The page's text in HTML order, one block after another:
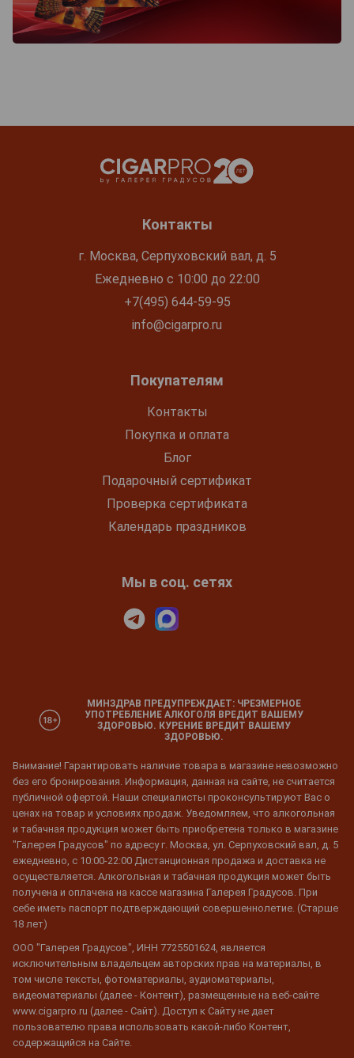
Контакты
г. Москва, Серпуховский вал, д. 5
Ежедневно с 10:00 до 22:00
+7(495) 644-59-95
info@cigarpro.ru
Покупателям
Контакты
Покупка и оплата
Блог
Подарочный сертификат
Проверка сертификата
Календарь праздников
Мы в соц. сетях
МИНЗДРАВ ПРЕДУПРЕЖДАЕТ: ЧРЕЗМЕРНОЕ
УПОТРЕБЛЕНИЕ АЛКОГОЛЯ ВРЕДИТ ВАШЕМУ
ЗДОРОВЬЮ. КУРЕНИЕ ВРЕДИТ ВАШЕМУ
ЗДОРОВЬЮ.
Внимание! Гарантировать наличие товара в магазине невозможно
без его бронирования. Информация, данная на сайте, не считается
публичной офертой. Наши специалисты проконсультируют Вас о
ценах на товар и условиях продаж. Уведомляем, что алкогольная
и табачная продукция может быть приобретена только в магазине
"Галерея Градусов" по адресу г. Москва, ул. Серпуховский вал, д. 5
ежедневно, с 10:00-22:00 Дистанционная продажа и доставка не
осуществляется. Алкогольная и табачная продукция может быть
получена и оплачена на кассе магазина Галерея Градусов. При
себе иметь паспорт подтверждающий совершеннолетие. (Старше
18 лет)
ООО "Галерея Градусов", ИНН 7725501624, является
исключительным владельцем авторских прав на материалы, в
том числе тексты, фотоматериалы, аудиоматериалы,
видеоматериалы (далее - Контент), размещенные на веб-сайте
www.cigarpro.ru (далее - Сайт). Доступ к Сайту не дает
пользователю права использовать какой-либо Контент,
содержащийся на Сайте.